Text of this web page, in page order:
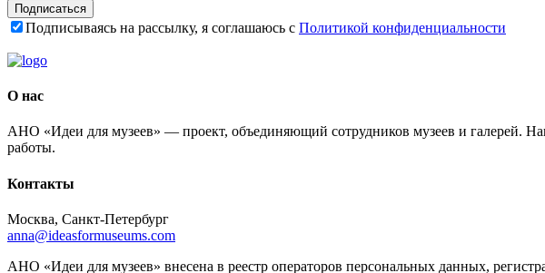
Подписаться
Подписываясь на рассылку, я соглашаюсь с Политикой конфиденциальности
О нас
АНО «Идеи для музеев» — проект, объединяющий сотрудников музеев и галерей.
работы.
Контакты
Москва, Санкт-Петербург
anna@ideasformuseums.com
АНО «Идеи для музеев» внесена в реестр операторов персональных данных,